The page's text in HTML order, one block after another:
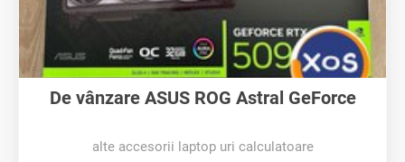
De vânzare ASUS ROG Astral GeForce
alte accesorii laptop uri calculatoare